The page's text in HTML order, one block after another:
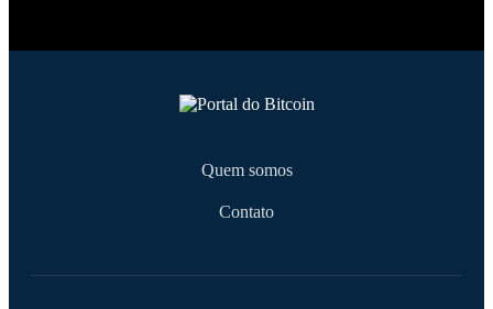
Quem somos
Contato